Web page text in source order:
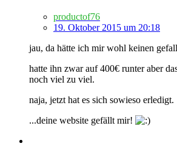
productof76
19. Oktober 2015 um 20:18
jau, da hätte ich mir wohl keinen
hatte ihn zwar auf 400€ runter aber
noch viel zu viel.
naja, jetzt hat es sich sowieso erledigt.
...deine website gefällt mir!